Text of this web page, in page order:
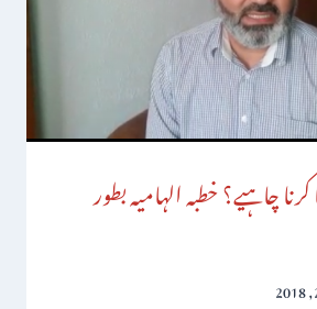
چاہیے؟ خطبہ الہامیہ بطور